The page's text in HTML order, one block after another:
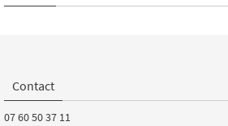
Contact
07 60 50 37 11